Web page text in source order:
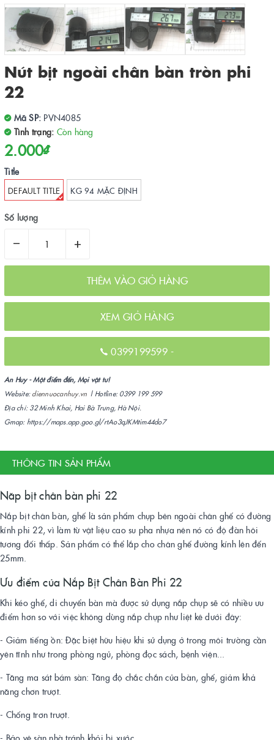
Nút bịt ngoài chân bàn tròn phi
22
Mã SP: PVN4085
Tình trạng: Còn hàng
2.000₫
Title
DEFAULT TITLE KG 94 MẶC ĐỊNH
Số lượng
– +
THÊM VÀO GIỎ HÀNG
XEM GIỎ HÀNG
0399199599 -
An Huy - Một điểm đến, Mọi vật tư!
Website: diennuocanhuy.vn | Hotline: 0399 199 599
Địa chỉ: 32 Minh Khai, Hai Bà Trưng, Hà Nội.
Gmap: https://maps.app.goo.gl/rtAo3qJKMtim44do7
THÔNG TIN SẢN PHẨM
Năp bịt chân bàn phi 22
Nắp bịt chân bàn, ghế là sản phẩm chụp bên ngoài chân ghế có đường
kính phi 22, vì làm từ vật liệu cao su pha nhựa nên nó có độ đàn hôi
tương đối thấp. Sản phẩm có thể lắp cho chân ghế đường kính lên đến
25mm.
Ưu điểm của Nắp Bịt Chân Bàn Phi 22
Khi kéo ghế, di chuyển bàn mà được sử dụng nắp chụp sẽ có nhiều ưu
điểm hơn so với việc không dùng nắp chụp như liệt kê dưới đây:
- Giảm tiếng ồn: Đặc biệt hữu hiệu khi sử dụng ở trong môi trường cần
yên tĩnh như trong phòng ngủ, phòng đọc sách, bệnh viện...
- Tăng ma sát bám sàn: Tăng độ chắc chắn của bàn, ghế, giảm khả
năng chơn trượt.
- Chống trơn trượt.
- Bảo vệ sàn nhà tránh khỏi bị xước.